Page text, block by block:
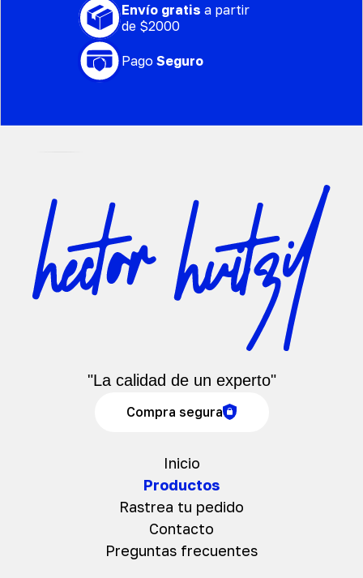
Envío gratis a partir
de $2000
PagoSeguro
Inicio
Productos
Rastrea tu pedido
Contacto
Preguntas frecuentes
"La calidad de un experto"
Compra segura